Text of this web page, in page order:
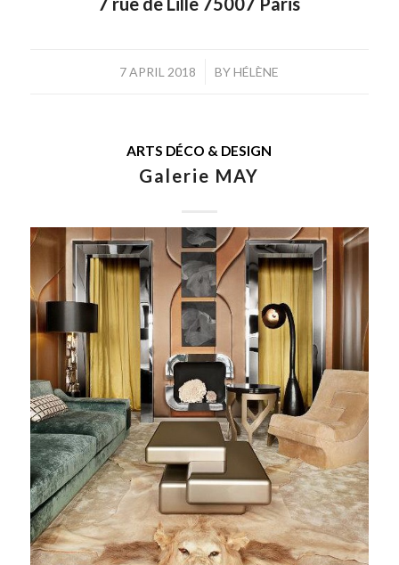
7 APRIL 2018
/ BYHÉLÈNE
ARTS DÉCO & DESIGN
Galerie MAY